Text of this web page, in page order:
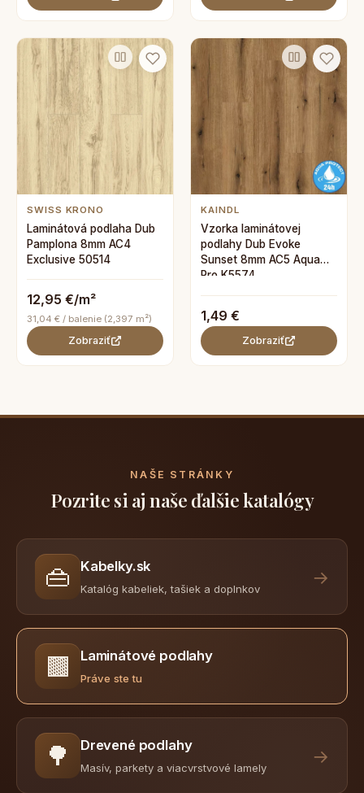
SWISS KRONO
Laminátová podlaha Dub
Pamplona 8mm AC4
Exclusive 50514
12,95 €/m²
31,04 € / balenie (2,397 m²)
Zobraziť
KAINDL
Vzorka laminátovej
podlahy Dub Evoke
Sunset 8mm AC5 Aqua
Pro K5574
1,49 €
Zobraziť
NAŠE STRÁNKY
Pozrite si aj naše ďalšie katalógy
👜 Kabelky.sk
Katalóg kabeliek, tašiek a doplnkov
→
🟫 Laminátové podlahy
Práve ste tu
🌳 Drevené podlahy
Masív, parkety a viacvrstvové lamely
→